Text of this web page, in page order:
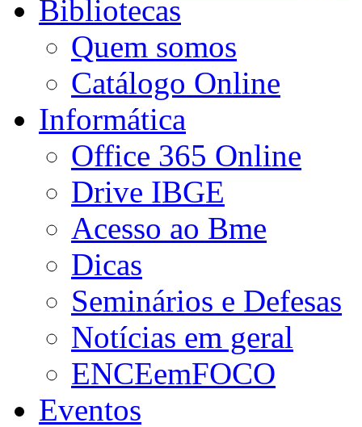
Bibliotecas
Quem somos
Catálogo Online
Informática
Office 365 Online
Drive IBGE
Acesso ao Bme
Dicas
Seminários e Defesas
Notícias em geral
ENCEemFOCO
Eventos